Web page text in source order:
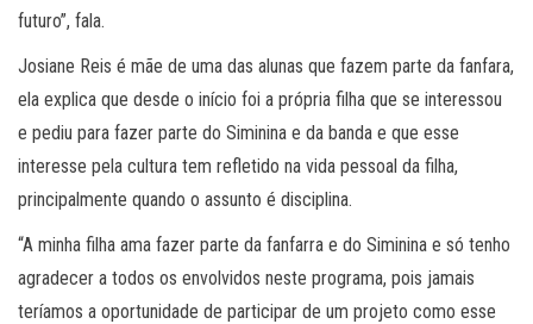
futuro”, fala.
Josiane Reis é mãe de uma das alunas que fazem parte da fanfara,
ela explica que desde o início foi a própria filha que se interessou
e pediu para fazer parte do Siminina e da banda e que esse
interesse pela cultura tem refletido na vida pessoal da filha,
principalmente quando o assunto é disciplina.
“A minha filha ama fazer parte da fanfarra e do Siminina e só tenho
agradecer a todos os envolvidos neste programa, pois jamais
teríamos a oportunidade de participar de um projeto como esse